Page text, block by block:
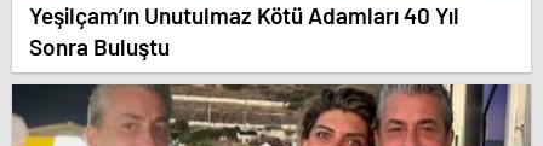
Yeşilçam’ın Unutulmaz Kötü Adamları 40 Yıl
Sonra Buluştu